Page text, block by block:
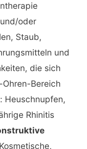
oder
Staub,
und
die sich
Bereich
Heuschnupfen,
Rhinitis